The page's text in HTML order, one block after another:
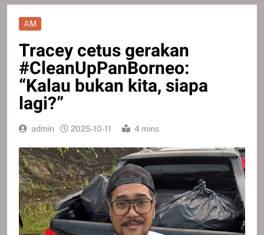
AM
Tracey cetus gerakan
#CleanUpPanBorneo:
“Kalau bukan kita, siapa
lagi?”
admin 2025-10-11 4 mins